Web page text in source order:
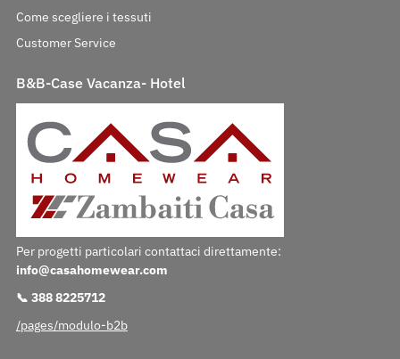
Come scegliere i tessuti
Customer Service
B&B-Case Vacanza- Hotel
Per progetti particolari contattaci direttamente:
info@casahomewear.com
📞 388 8225712
/pages/modulo-b2b